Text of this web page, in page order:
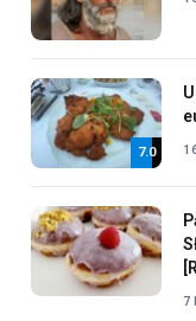
7.0
7